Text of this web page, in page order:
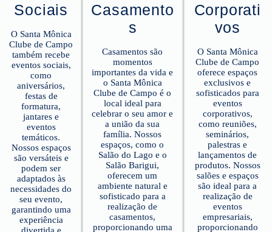
Sociais
O Santa Mônica
Clube de Campo
também recebe
eventos sociais,
como
aniversários,
festas de
formatura,
jantares e
eventos
temáticos.
Nossos espaços
são versáteis e
podem ser
adaptados às
necessidades do
seu evento,
garantindo uma
experiência
Casamento
s
Casamentos são
momentos
importantes da vida e
o Santa Mônica
Clube de Campo é o
local ideal para
celebrar o seu amor e
a união da sua
família. Nossos
espaços, como o
Salão do Lago e o
Salão Barigui,
oferecem um
ambiente natural e
sofisticado para a
realização de
casamentos,
proporcionando uma
Corporati
vos
O Santa Mônica
Clube de Campo
oferece espaços
exclusivos e
sofisticados para
eventos
corporativos,
como reuniões,
seminários,
palestras e
lançamentos de
produtos. Nossos
salões e espaços
são ideal para a
realização de
eventos
empresariais,
proporcionando